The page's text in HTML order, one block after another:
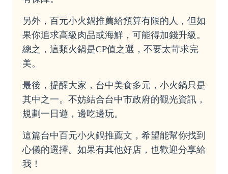
另外，百元小火鍋推薦給預算有限的人，但如
果你追求高級肉品或海鮮，可能得加錢升級。
總之，這類火鍋是CP值之選，不要太苛求完
美。
最後，提醒大家，台中美食多元，小火鍋只是
其中之一。不妨結合台中市政府的觀光資訊，
規劃一日遊，邊吃邊玩。
這篇台中百元小火鍋推薦文，希望能幫你找到
心儀的選擇。如果有其他好店，也歡迎分享給
我！